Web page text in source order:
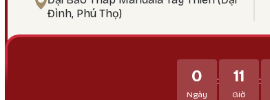
pháp tu Phật Bản Tôn Mẫu Tính.
Đình, Phú Thọ)
0
Ngày
: 11
Giờ
: